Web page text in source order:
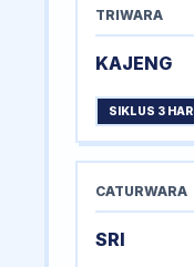
TRIWARA
KAJENG
SIKLUS 3 HARI
CATURWARA
SRI